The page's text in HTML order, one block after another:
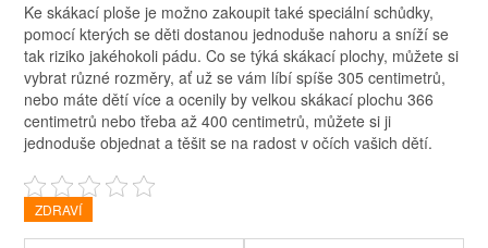
Ke skákací ploše je možno zakoupit také speciální schůdky,
pomocí kterých se děti dostanou jednoduše nahoru a sníží se
tak riziko jakéhokoli pádu. Co se týká skákací plochy, můžete si
vybrat různé rozměry, ať už se vám líbí spíše 305 centimetrů,
nebo máte dětí více a ocenily by velkou skákací plochu 366
centimetrů nebo třeba až 400 centimetrů, můžete si ji
jednoduše objednat a těšit se na radost v očích vašich dětí.
ZDRAVÍ